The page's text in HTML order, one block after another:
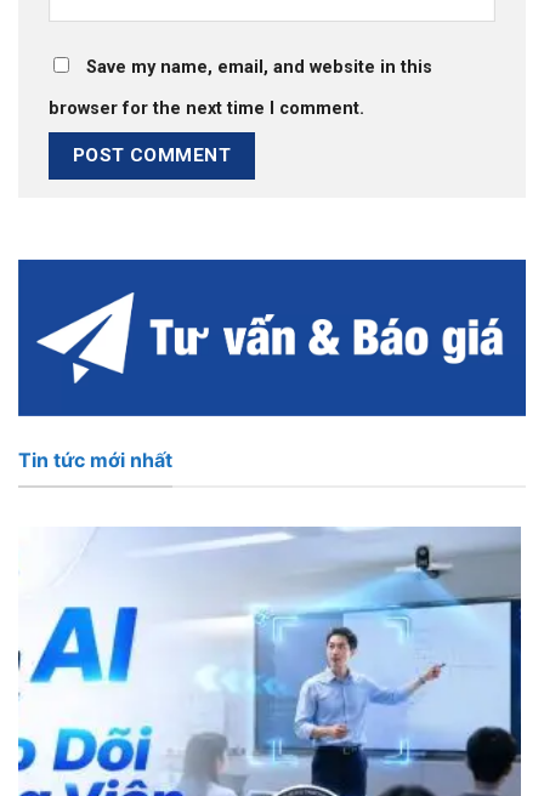
Save my name, email, and website in this
browser for the next time I comment.
Tin tức mới nhất